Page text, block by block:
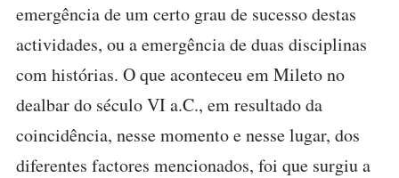
emergência de um certo grau de sucesso destas
actividades, ou a emergência de duas disciplinas
com histórias. O que aconteceu em Mileto no
dealbar do século VI a.C., em resultado da
coincidência, nesse momento e nesse lugar, dos
diferentes factores mencionados, foi que surgiu a